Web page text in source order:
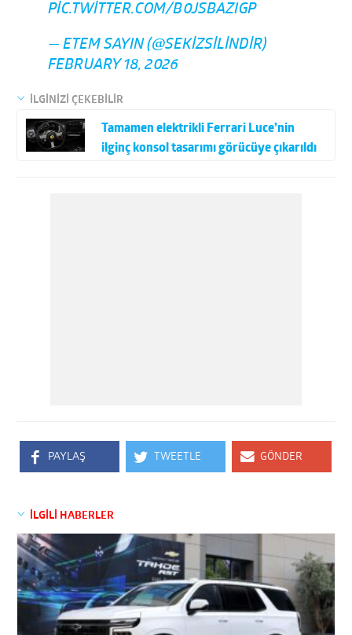
PIC.TWITTER.COM/B0JSBAZIGP
— ETEM SAYIN (@SEKIZSILINDIR)
FEBRUARY 18, 2026
İLGİNİZİ ÇEKEBİLİR
Tamamen elektrikli Ferrari Luce’nin
ilginç konsol tasarımı görücüye çıkarıldı
PAYLAŞ TWEETLE GÖNDER
İLGİLİ HABERLER